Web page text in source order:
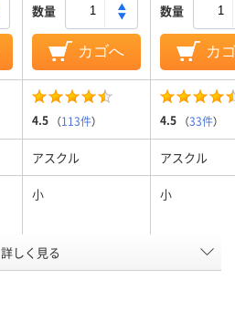
数量
カゴへ
数量
カ
4.5 （113件） 4.5 （33件）
アスクル アスクル
小 小
小
詳しく見る